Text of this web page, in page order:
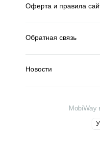
Оферта и правила
Обратная связь
Новости
MobiWay